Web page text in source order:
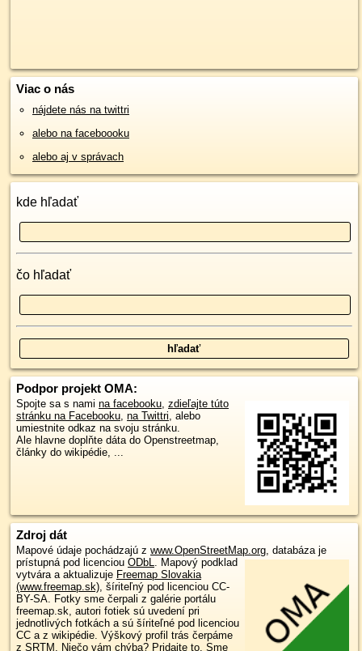
Viac o nás
nájdete nás na twittri
alebo na faceboooku
alebo aj v správach
kde hľadať
čo hľadať
Podpor projekt OMA:
Spojte sa s nami na facebooku, zdieľajte túto
stránku na Facebooku, na Twittri, alebo
umiestnite odkaz na svoju stránku.
Ale hlavne doplňte dáta do Openstreetmap,
články do wikipédie, ...
Zdroj dát
Mapové údaje pochádzajú z www.OpenStreetMap.org , databáza je
prístupná pod licenciou ODbL
Mapový podklad
vytvára a aktualizuje Freemap Slovakia
(www.freemap.sk) , šíriteľný pod licenciou CC-
BY-SA. Fotky sme čerpali z galérie portálu
freemap.sk, autori fotiek sú uvedení pri
jednotlivých fotkách a sú šíriteľné pod licenciou
CC a z wikipédie. Výškový profil trás čerpáme
z SRTM . Niečo vám chýba? Pridajte to . Sme